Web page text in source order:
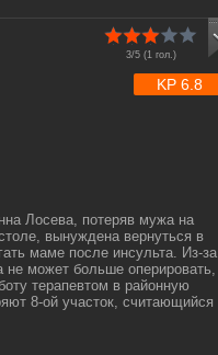
3/5 (1гол.)
KP 6.8
Лосева, потеряв мужа на
вынуждена вернуться в
маме после инсульта. Из-за
не может больше оперировать,
терапевтом в районную
8-ой участок, считающийся